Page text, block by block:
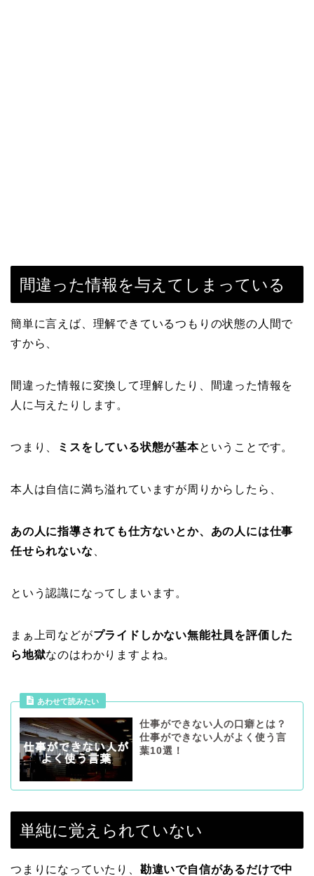
間違った情報を与えてしまっている
簡単に言えば、理解できているつもりの状態の人間で
すから、
間違った情報に変換して理解したり、間違った情報を
人に与えたりします。
つまり、 ミスをしている状態が基本ということです。
本人は自信に満ち溢れていますが周りからしたら、
あの人に指導されても仕方ないとか、あの人には仕事
任せられないな
という認識になってしまいます。
まぁ上司などがプライドしかない無能社員を評価した
ら地獄なのはわかりますよね。
あわせて読みたい
仕事ができない人の口癖とは？
仕事ができない人がよく使う言
葉10選！
単純に覚えられていない
つまりになっていたり、 勘違いで自信があるだけで中